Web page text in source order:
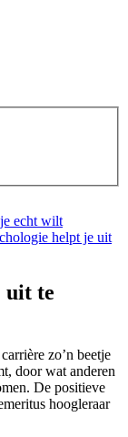
echt wilt
helpt je uit
uit te
zo’n beetje
door wat anderen
De positieve
hoogleraar